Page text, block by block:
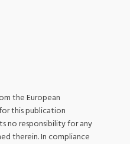
the European
this publication
no responsibility for any
therein. In compliance